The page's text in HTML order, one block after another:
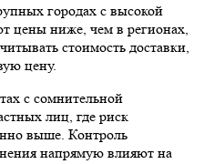
городах с высокой
цены ниже, чем в регионах,
стоимость доставки,
цену.
с сомнительной
лиц, где риск
выше. Контроль
напрямую влияют на